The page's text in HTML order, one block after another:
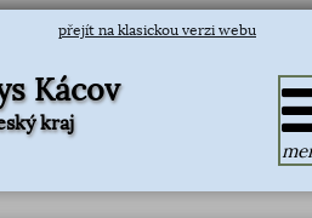
přejít na klasickou verzi webu
Kácov
kraj